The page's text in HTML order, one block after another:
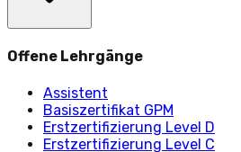
Offene Lehrgänge
Assistent
Basiszertifikat GPM
Erstzertifizierung Level D
Erstzertifizierung Level C